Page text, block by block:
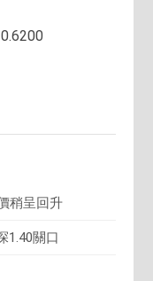
稍呈回升
1.40關口